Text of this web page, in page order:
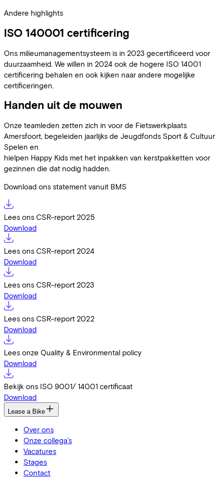
Andere highlights
ISO 140001 certificering
Ons milieumanagementsysteem is in 2023 gecertificeerd voor
duurzaamheid. We willen in 2024 ook de hogere ISO 14001
certificering behalen en ook kijken naar andere mogelijke
certificeringen.
Handen uit de mouwen
Onze teamleden zetten zich in voor de Fietswerkplaats
Amersfoort, begeleiden jaarlijks de Jeugdfonds Sport & Cultuur
Spelen en
hielpen Happy Kids met het inpakken van kerstpakketten voor
gezinnen die dat nodig hadden.
Download ons statement vanuit BMS
Lees ons CSR-report 2025
Download
Lees ons CSR-report 2024
Download
Lees ons CSR-report 2023
Download
Lees ons CSR-report 2022
Download
Lees onze Quality & Environmental policy
Download
Bekijk ons ISO 9001/ 14001 certificaat
Download
Lease a Bike
Over ons
Onze collega's
Vacatures
Stages
Contact